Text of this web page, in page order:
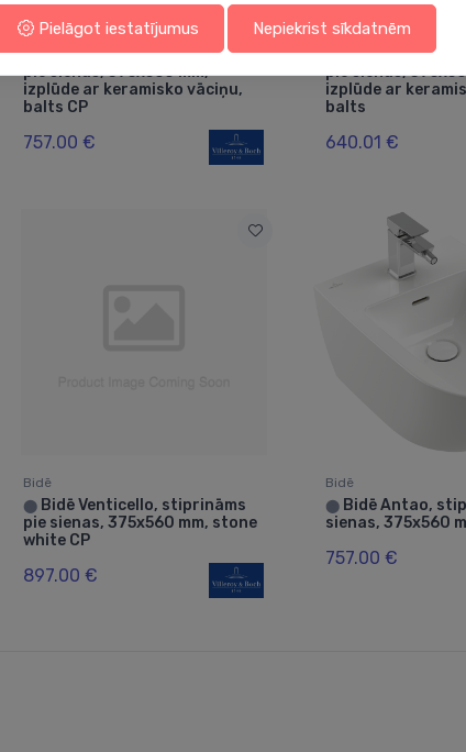
Bidē
⬤Bidē Subway 3.0, stiprināms
pie sienas, 375x560 mm, +
izplūde ar keramisko vāciņu,
balts CP
757.00 €
Bidē
⬤Bidē Subway
pie sienas,
izplūde ar
balts
640.01 €
Bidē
⬤ Bidē Venticello, stiprināms
pie sienas, 375x560 mm, stone
white CP
897.00 €
Bidē
⬤ Bidē Antao,
sienas, 375x560
757.00 €
Pielāgot iestatījumus Nepiekrist sīkdatnēm